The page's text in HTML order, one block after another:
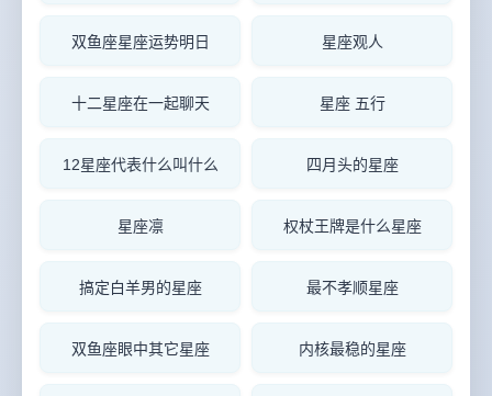
双鱼座星座运势明日 星座观人
十二星座在一起聊天 星座 五行
12星座代表什么叫什么 四月头的星座
星座凛 权杖王牌是什么星座
搞定白羊男的星座 最不孝顺星座
双鱼座眼中其它星座 内核最稳的星座